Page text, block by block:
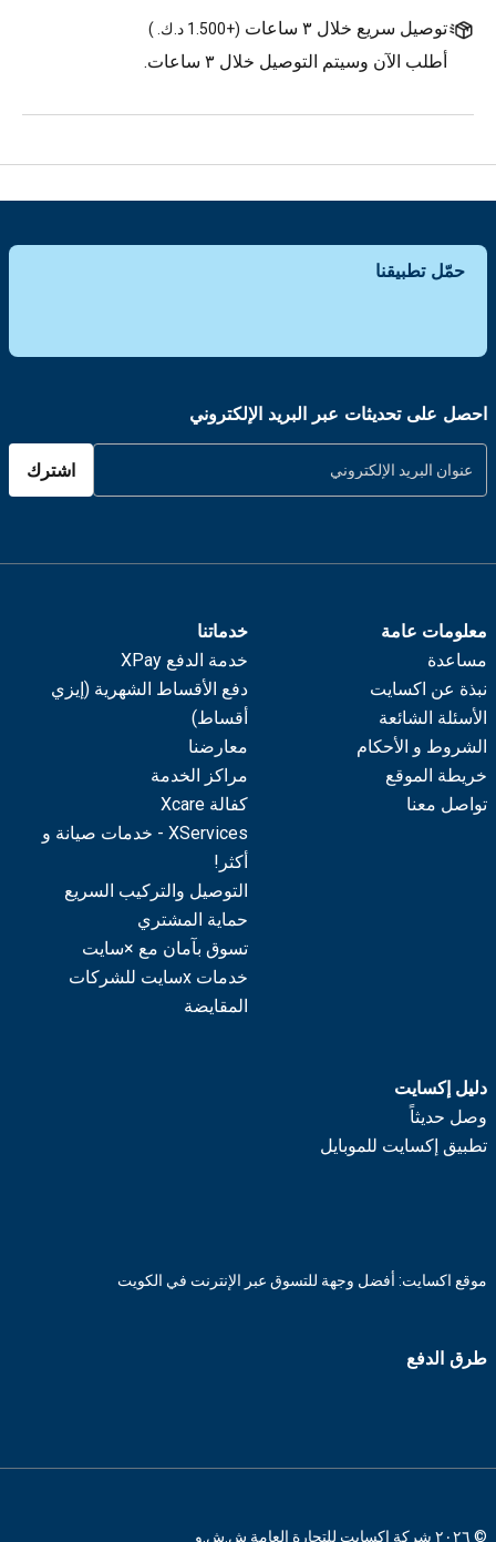
توصيل سريع خلال ٣ ساعات (+1.500 د.ك. )
أطلب الآن وسيتم التوصيل خلال ٣ ساعات.
حمّل تطبيقنا
احصل على تحديثات عبر البريد الإلكتروني
اشترك
معلومات عامة
مساعدة
نبذة عن اكسايت
الأسئلة الشائعة
الشروط و الأحكام
خريطة الموقع
تواصل معنا
خدماتنا
خدمة الدفع XPay
دفع الأقساط الشهرية (إيزي
أقساط)
معارضنا
مراكز الخدمة
كفالة Xcare
XServices - خدمات صيانة و
أكثر!
التوصيل والتركيب السريع
حماية المشتري
تسوق بآمان مع ×سايت
خدمات xسايت للشركات
المقايضة
دليل إكسايت
وصل حديثاً
تطبيق إكسايت للموبايل
موقع اكسايت: أفضل وجهة للتسوق عبر الإنترنت في الكويت
طرق الدفع
© ٢٠٢٦ شركة اكسايت للتجارة العامة ش.ش.و